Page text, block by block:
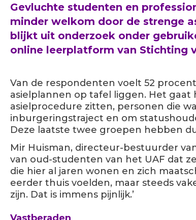
Gevluchte studenten en
minder welkom door de strenge
blijkt uit onderzoek onder
online leerplatform van Stichting
Van de respondenten voelt 52
asielplannen op tafel liggen. Het gaat
asielprocedure zitten, personen die
inburgeringstraject en om
Deze laatste twee groepen hebben
Mir Huisman, directeur-bestuurder
van oud-studenten van het UAF dat
die hier al jaren wonen en zich
eerder thuis voelden, maar steeds
zijn. Dat is immens pijnlijk.’